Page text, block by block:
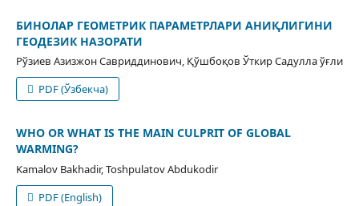
БИНОЛАР ГЕОМЕТРИК ПАРАМЕТРЛАРИ АНИҚЛИГИНИ
ГЕОДЕЗИК НАЗОРАТИ
Рўзиев Азизжон Савриддинович, Қўшбоқов Ўткир Садулла ўғли
PDF (Ўзбекча)
WHO OR WHAT IS THE MAIN CULPRIT OF GLOBAL
WARMING?
Kamalov Bakhadir, Toshpulatov Abdukodir
PDF (English)